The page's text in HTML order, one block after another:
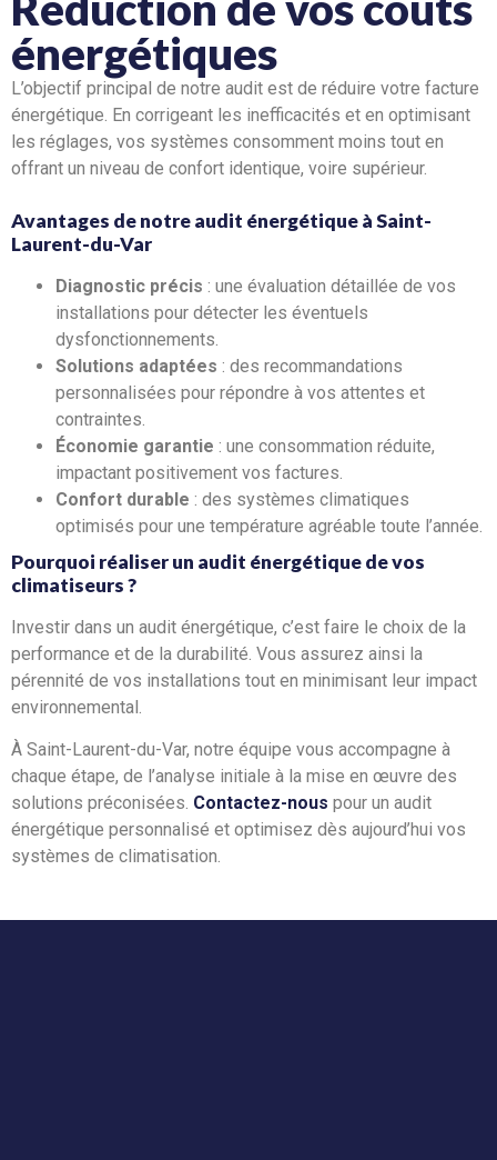
énergétiques
L’objectif principal de notre audit est de réduire votre facture
énergétique. En corrigeant les inefficacités et en optimisant
les réglages, vos systèmes consomment moins tout en
offrant un niveau de confort identique, voire supérieur.
Avantages de notre audit énergétique à Saint-
Laurent-du-Var
Diagnostic précis : une évaluation détaillée de vos
installations pour détecter les éventuels
dysfonctionnements.
Solutions adaptées : des recommandations
personnalisées pour répondre à vos attentes et
contraintes.
Économie garantie : une consommation réduite,
impactant positivement vos factures.
Confort durable : des systèmes climatiques
optimisés pour une température agréable toute l’année.
Pourquoi réaliser un audit énergétique de vos
climatiseurs ?
Investir dans un audit énergétique, c’est faire le choix de la
performance et de la durabilité. Vous assurez ainsi la
pérennité de vos installations tout en minimisant leur impact
environnemental.
À Saint-Laurent-du-Var, notre équipe vous accompagne à
chaque étape, de l’analyse initiale à la mise en œuvre des
solutions préconisées. Contactez-nous pour un audit
énergétique personnalisé et optimisez dès aujourd’hui vos
systèmes de climatisation.